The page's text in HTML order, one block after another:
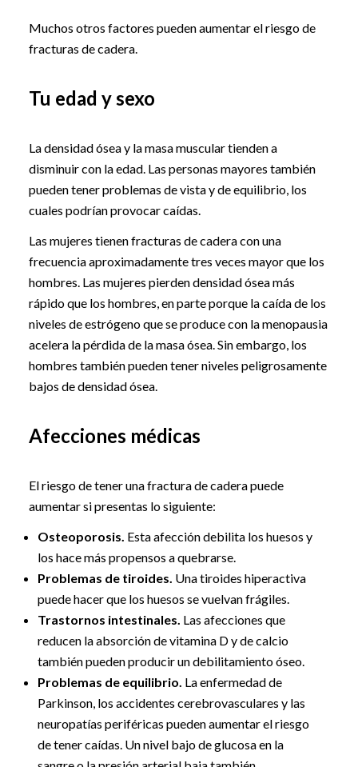
Muchos otros factores pueden aumentar el riesgo de
fracturas de cadera.
Tu edad y sexo
La densidad ósea y la masa muscular tienden a
disminuir con la edad. Las personas mayores también
pueden tener problemas de vista y de equilibrio, los
cuales podrían provocar caídas.
Las mujeres tienen fracturas de cadera con una
frecuencia aproximadamente tres veces mayor que los
hombres. Las mujeres pierden densidad ósea más
rápido que los hombres, en parte porque la caída de los
niveles de estrógeno que se produce con la menopausia
acelera la pérdida de la masa ósea. Sin embargo, los
hombres también pueden tener niveles peligrosamente
bajos de densidad ósea.
Afecciones médicas
El riesgo de tener una fractura de cadera puede
aumentar si presentas lo siguiente:
Osteoporosis. Esta afección debilita los huesos y
los hace más propensos a quebrarse.
Problemas de tiroides. Una tiroides hiperactiva
puede hacer que los huesos se vuelvan frágiles.
Trastornos intestinales. Las afecciones que
reducen la absorción de vitamina D y de calcio
también pueden producir un debilitamiento óseo.
Problemas de equilibrio. La enfermedad de
Parkinson, los accidentes cerebrovasculares y las
neuropatías periféricas pueden aumentar el riesgo
de tener caídas. Un nivel bajo de glucosa en la